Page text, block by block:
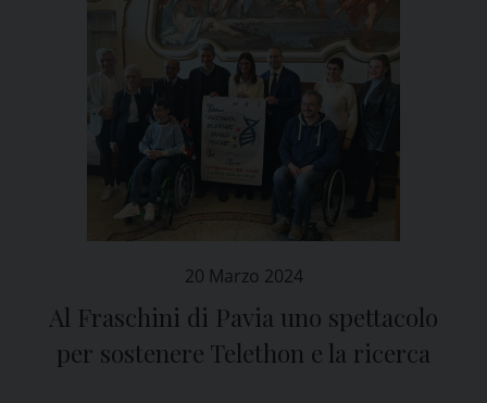
20 Marzo 2024
Al Fraschini di Pavia uno spettacolo
per sostenere Telethon e la ricerca